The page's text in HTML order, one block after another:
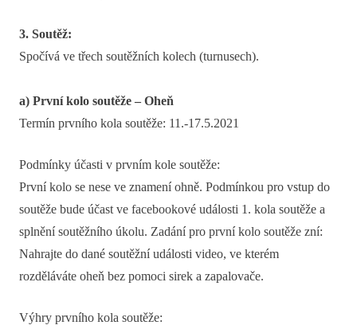
3. Soutěž:
Spočívá ve třech soutěžních kolech (turnusech).
a) První kolo soutěže – Oheň
Termín prvního kola soutěže: 11.-17.5.2021
Podmínky účasti v prvním kole soutěže:
První kolo se nese ve znamení ohně. Podmínkou pro vstup do
soutěže bude účast ve facebookové události 1. kola soutěže a
splnění soutěžního úkolu. Zadání pro první kolo soutěže zní:
Nahrajte do dané soutěžní události video, ve kterém
rozděláváte oheň bez pomoci sirek a zapalovače.
Výhry prvního kola soutěže: